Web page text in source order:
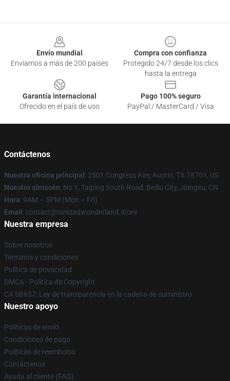
Envío mundial
Enviamos a más de 200 países
Compra con confianza
Protegido 24/7 desde los clics
hasta la entrega
Garantía internacional
Ofrecido en el país de uso
Pago 100% seguro
PayPal / MasterCard / Visa
Contáctenos
Nuestra oficina principal : 2501 Congress Ave, Austin, TX 78701, US
Nuestro almacén: No 1, Taiping South Road, Beiliu City, Jiangsu, CN
Hora: 9AM – 5PM (Mon – Fri)
Email : contact@twistedwonderland.store
Nuestra empresa
Sobre nosotros
Términos y condiciones
Política de privacidad
DMCA - Política de Copyright
CA SB657: Ley de transparencia en la cadena de suministro
Nuestro apoyo
Políticas de envío
Condiciones de pago
Políticas de reembolso
Contáctenos
Ayuda al cliente (FAQ)